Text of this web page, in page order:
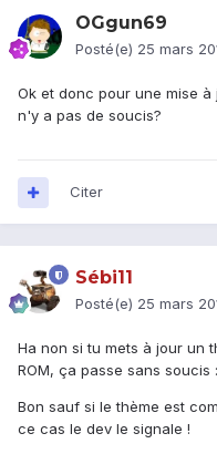
OGgun69
Posté(e) 25 mars
Ok et donc pour une mise
n'y a pas de soucis?
Citer
Sébi11
Posté(e) 25 mars
Ha non si tu mets à jour un
ROM, ça passe sans soucis
Bon sauf si le thème est
ce cas le dev le signale !